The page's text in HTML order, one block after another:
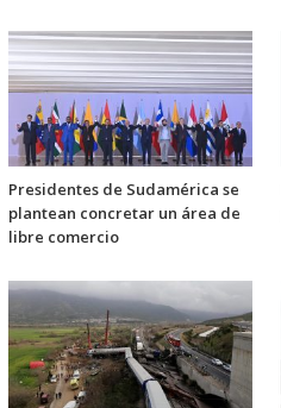
Presidentes de Sudamérica se
plantean concretar un área de
libre comercio